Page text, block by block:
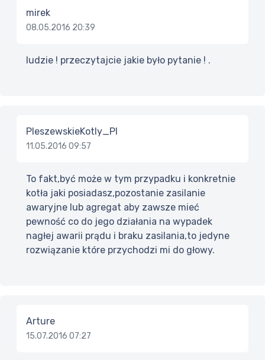
mirek
08.05.2016 20:39
ludzie ! przeczytajcie jakie było pytanie ! .
PleszewskieKotly_Pl
11.05.2016 09:57
To fakt,być może w tym przypadku i konkretnie
kotła jaki posiadasz,pozostanie zasilanie
awaryjne lub agregat aby zawsze mieć
pewność co do jego działania na wypadek
nagłej awarii prądu i braku zasilania,to jedyne
rozwiązanie które przychodzi mi do głowy.
Arture
15.07.2016 07:27